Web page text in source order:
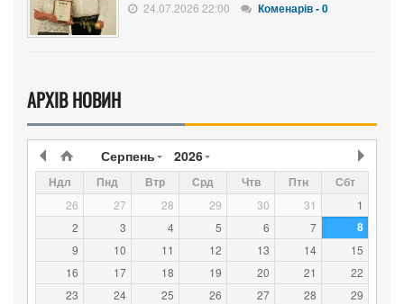
24.07.2026 22:00 Коменарів - 0
АРХІВ НОВИН
Серпень 2026
Ндл Пнд Втр Срд Чтв Птн Сбт
26 27 28 29 30 31
1
2
3 4 5 6 7 8
9 10 11 12 13 14
15
16
17 18 19 20 21
22
23
24 25 26 27 28
29